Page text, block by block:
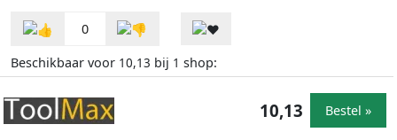
0
Beschikbaar voor 10,13 bij 1 shop:
10,13 Bestel »